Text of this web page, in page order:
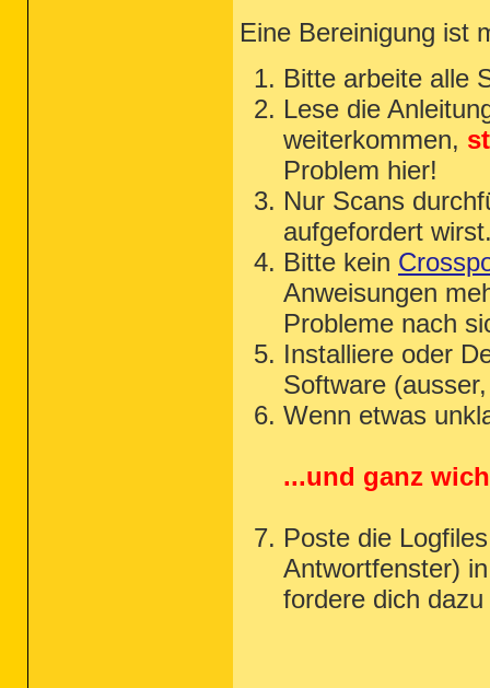
Eine Bereinigung ist
Bitte arbeite alle
Lese die
weiterkommen,
Problem hier!
Nur Scans
aufgefordert
Bitte kein
Anweisungen
Probleme nach
Installiere oder
Software
Wenn etwas
...und ganz
Poste die
Antwortfenster)
fordere dich